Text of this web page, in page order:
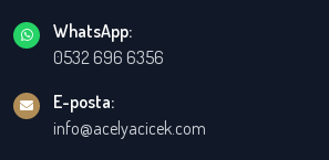
WhatsApp:
0532 696 6356
E-posta:
info@acelyacicek.com